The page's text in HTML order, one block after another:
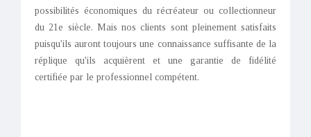
possibilités économiques du récréateur ou collectionneur
du 21e siècle. Mais nos clients sont pleinement satisfaits
puisqu'ils auront toujours une connaissance suffisante de la
réplique qu'ils acquièrent et une garantie de fidélité
certifiée par le professionnel compétent.